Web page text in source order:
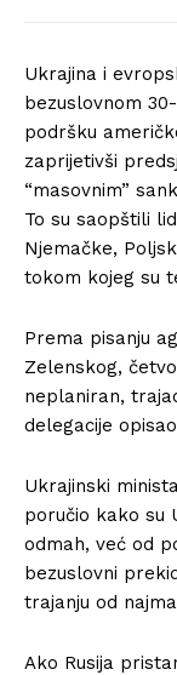
Ukrajina i
bezuslovnom
podršku
zaprijetivši
“masovnim”
To su saopštili
Njemačke,
tokom kojeg su
Prema pisanju
Zelenskog,
neplaniran,
delegacije
Ukrajinski
poručio kako su
odmah, već od
bezuslovni
trajanju od
Ako Rusija